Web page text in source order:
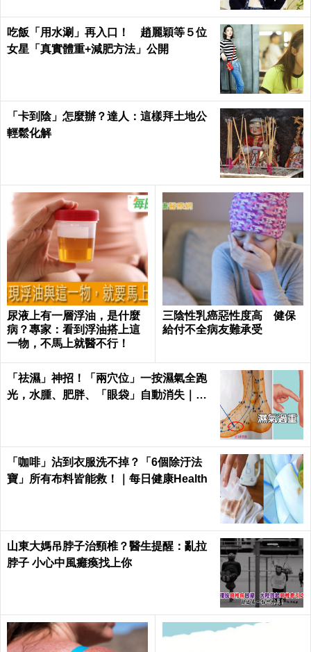
吃飯「用水涮」再入口！ 趙麗穎等５位
女星「真實體重+減肥方法」公開
「卡到陰」怎麼辦？達人：這樣拜土地公
輕鬆化解
尿液上有一層浮油，是什麼
病？專家：看到浮油搭上這
一物，不馬上就醫不行！
三陰性乳癌惡性度高 健保
給付不全病友難承受
「祛濕」神招！「兩穴位」一按濕氣全跑
光，水腫、肥胖、「眼袋」自動消失｜每
「咖啡」沾到衣服洗不掉？「6個除汙法
寶」所有布料皆能救！｜每日健康Health
山東大媽吊脖子治頸椎？醫生提醒：亂拉
脖子 小心中風癱瘓找上你